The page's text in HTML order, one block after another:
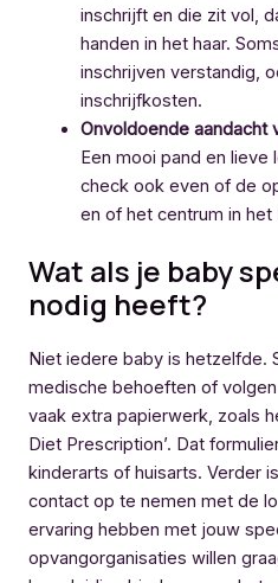
inschrijft en die zit vol,
handen in het haar.
inschrijven verstandig,
inschrijfkosten.
Onvoldoende aandacht
Een mooi pand en
check ook even of de
en of het centrum in het
Wat als je baby
nodig heeft?
Niet iedere baby is hetzelfde.
medische behoeften of
vaak extra papierwerk, zoals
Diet Prescription’. Dat
kinderarts of huisarts. Verder
contact op te nemen met de
ervaring hebben met jouw
opvangorganisaties willen